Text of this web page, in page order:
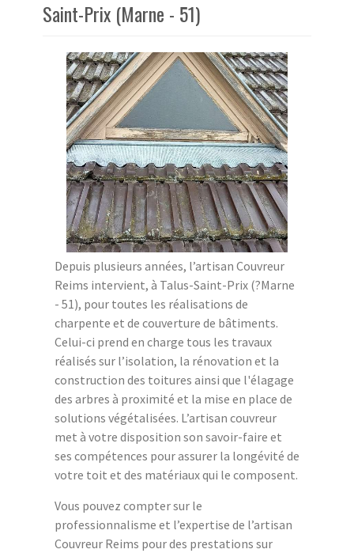
Saint-Prix (Marne - 51)
Depuis plusieurs années, l’artisan Couvreur
Reims intervient, à Talus-Saint-Prix (?Marne
- 51), pour toutes les réalisations de
charpente et de couverture de bâtiments.
Celui-ci prend en charge tous les travaux
réalisés sur l’isolation, la rénovation et la
construction des toitures ainsi que l'élagage
des arbres à proximité et la mise en place de
solutions végétalisées. L’artisan couvreur
met à votre disposition son savoir-faire et
ses compétences pour assurer la longévité de
votre toit et des matériaux qui le composent.
Vous pouvez compter sur le
professionnalisme et l’expertise de l’artisan
Couvreur Reims pour des prestations sur